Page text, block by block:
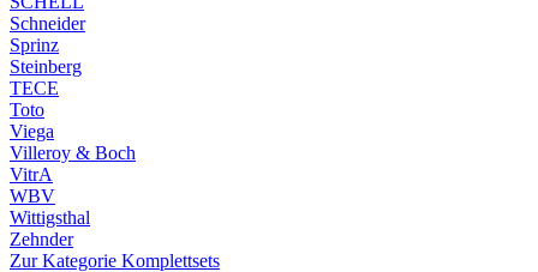
Schneider
Sprinz
Steinberg
TECE
Toto
Viega
Villeroy & Boch
VitrA
WBV
Wittigsthal
Zehnder
Zur Kategorie Komplettsets